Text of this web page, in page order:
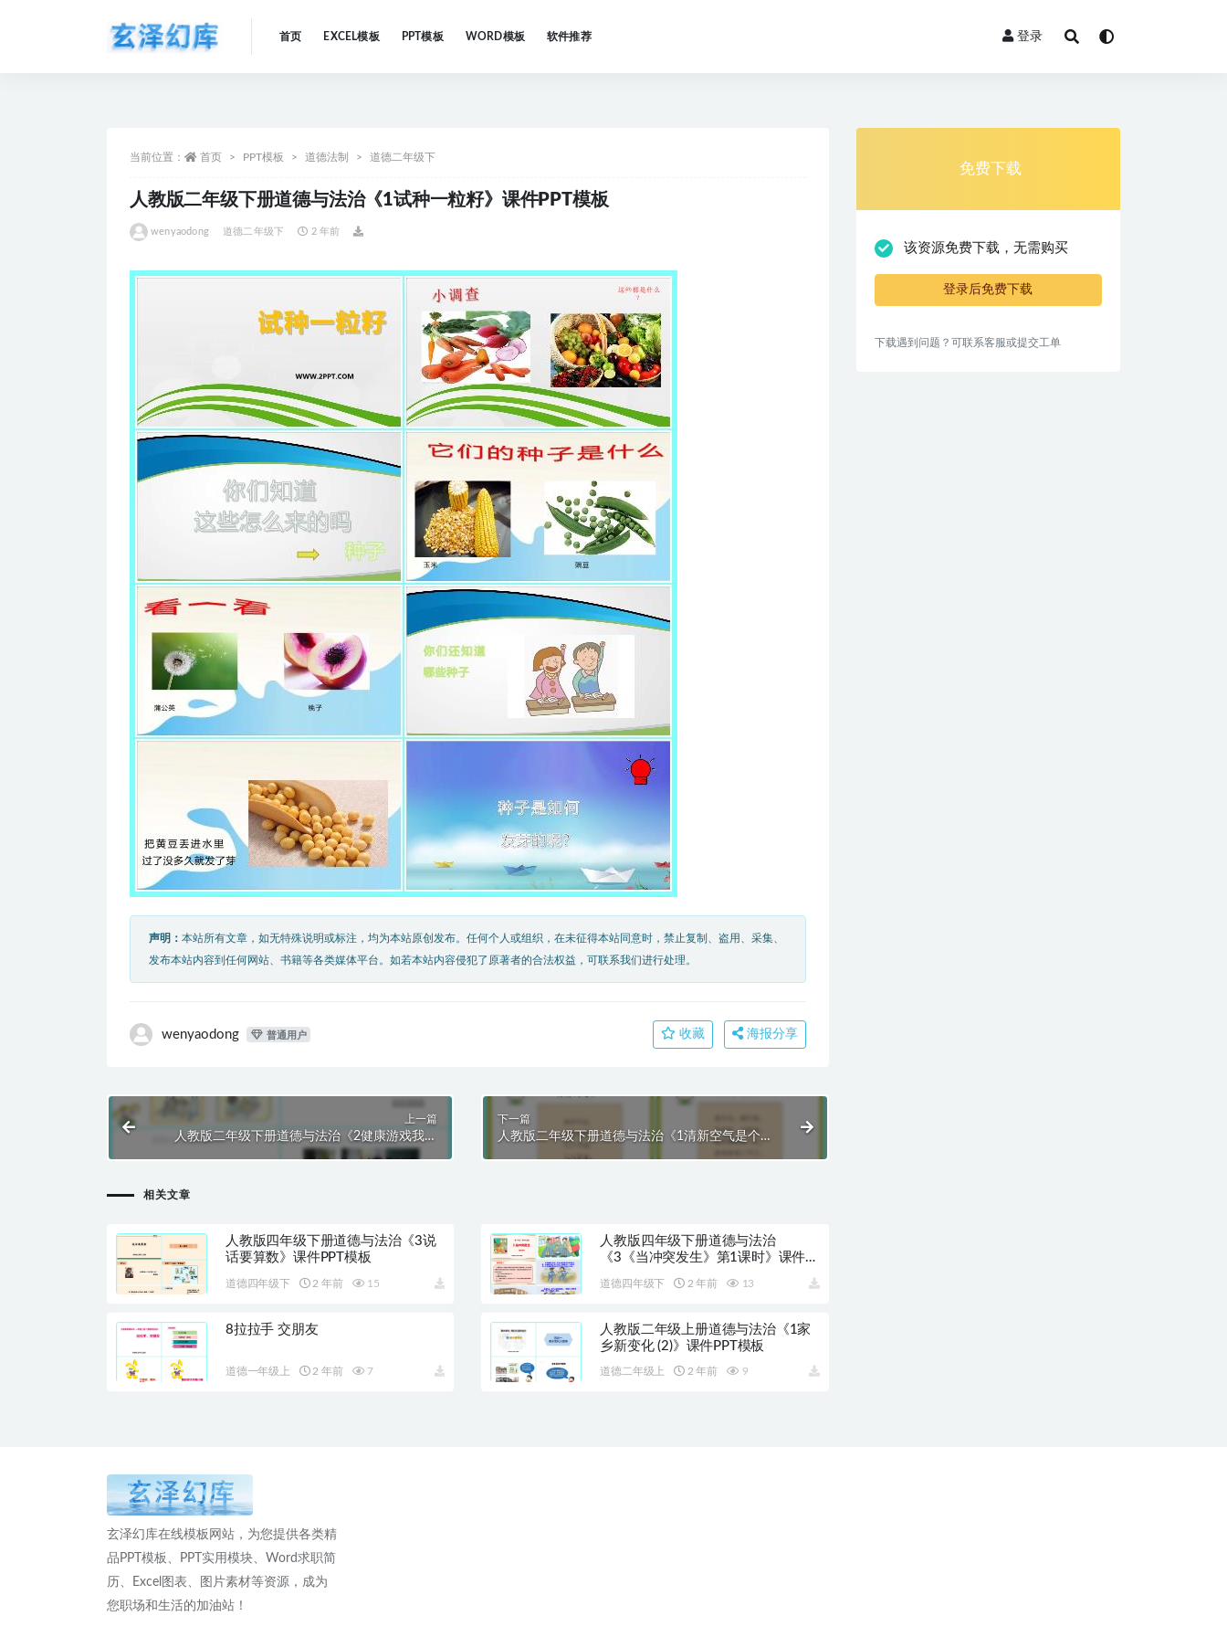
首页 EXCEL模板 PPT模板 WORD模板 软件推荐 登录
当前位置： 首页 PPT模板 道德法制 道德二年级下
人教版二年级下册道德与法治《1试种一粒籽》课件PPT模板
wenyaodong 道德二年级下 2 年前
声明： 本站所有文章，如无特殊说明或标注，均为本站原创发布。任何个人或组织，在未征得本站同意时，禁止复制、盗用、采集、
发布本站内容到任何网站、书籍等各类媒体平台。如若本站内容侵犯了原著者的合法权益，可联系我们进行处理。
wenyaodong 普通用户 收藏 海报分享
上一篇
人教版二年级下册道德与法治《2健康游戏我常
玩》课件PPT模板
下一篇
人教版二年级下册道德与法治《1清新空气是个
相关文章
人教版四年级下册道德与法治《3说
话要算数》课件PPT模板
道德四年级下 2 年前 15
人教版四年级下册道德与法治
《3《当冲突发生》第1课时》课件
道德四年级下 2 年前 13
8拉拉手 交朋友
道德一年级上 2 年前 7
人教版二年级上册道德与法治《1家
乡新变化 (2)》课件PPT模板
道德二年级上 2 年前 9
免费下载
该资源免费下载，无需购买
登录后免费下载
下载遇到问题？可联系客服或提交工单
玄泽幻库在线模板网站，为您提供各类精
品PPT模板、PPT实用模块、Word求职简
历、Excel图表、图片素材等资源，成为
您职场和生活的加油站！